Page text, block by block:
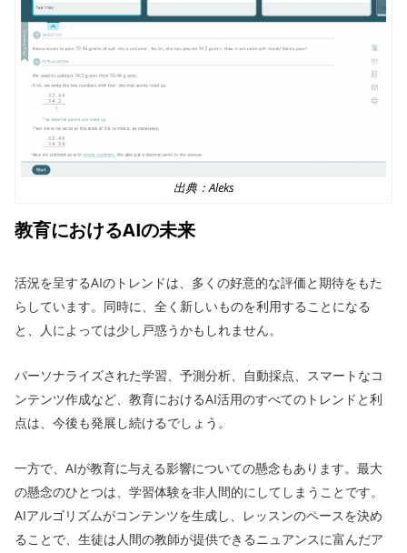
出典：Aleks
教育におけるAIの未来
活況を呈するAIのトレンドは、多くの好意的な評価と期待をもた
らしています。同時に、全く新しいものを利用することになる
と、人によっては少し戸惑うかもしれません。
パーソナライズされた学習、予測分析、自動採点、スマートなコ
ンテンツ作成など、教育におけるAI活用のすべてのトレンドと利
点は、今後も発展し続けるでしょう。
一方で、AIが教育に与える影響についての懸念もあります。最大
の懸念のひとつは、学習体験を非人間的にしてしまうことです。
AIアルゴリズムがコンテンツを生成し、レッスンのペースを決め
ることで、生徒は人間の教師が提供できるニュアンスに富んだア